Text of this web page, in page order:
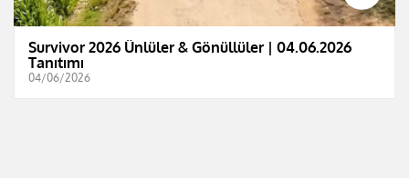
Survivor 2026 Ünlüler & Gönüllüler | 04.06.2026
Tanıtımı
04/06/2026